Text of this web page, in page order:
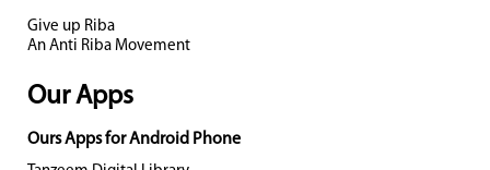
Give up Riba
An Anti Riba Movement
Our Apps
Ours Apps for Android Phone